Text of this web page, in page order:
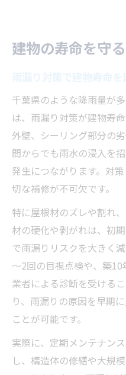
建物の寿命を守
千葉県のような降雨量が
は、雨漏り対策が建物寿
外壁、シーリング部分の
間からでも雨水の浸入を
発生につながります。対
切な補修が不可欠です。
特に屋根材のズレや割れ
材の硬化や剥がれは、初
で雨漏りリスクを大きく
～2回の目視点検や、築
業者による診断を受ける
り、雨漏りの原因を早期
ことが可能です。
実際に、定期メンテナン
し、構造体の修繕や大規